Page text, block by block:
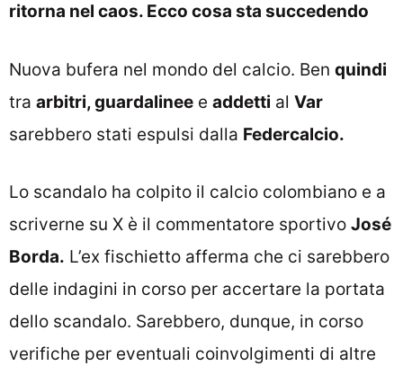
ritorna nel caos. Ecco cosa sta succedendo
Nuova bufera nel mondo del calcio. Ben quindi
tra arbitri, guardalinee e addetti al Var
sarebbero stati espulsi dalla Federcalcio.
Lo scandalo ha colpito il calcio colombiano e a
scriverne su X è il commentatore sportivo José
Borda. L’ex fischietto afferma che ci sarebbero
delle indagini in corso per accertare la portata
dello scandalo. Sarebbero, dunque, in corso
verifiche per eventuali coinvolgimenti di altre